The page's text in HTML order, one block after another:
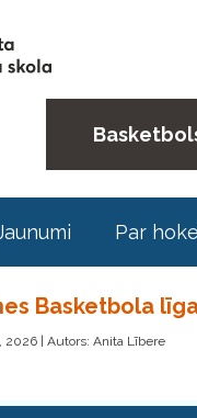
Par
Basketbola
2026 | Autors: Anita Lībere